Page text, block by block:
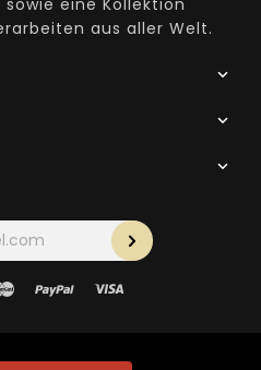
eine Kollektion
aus aller Welt.
Ihre
E-
Mail-
Adresse
Master Paypal